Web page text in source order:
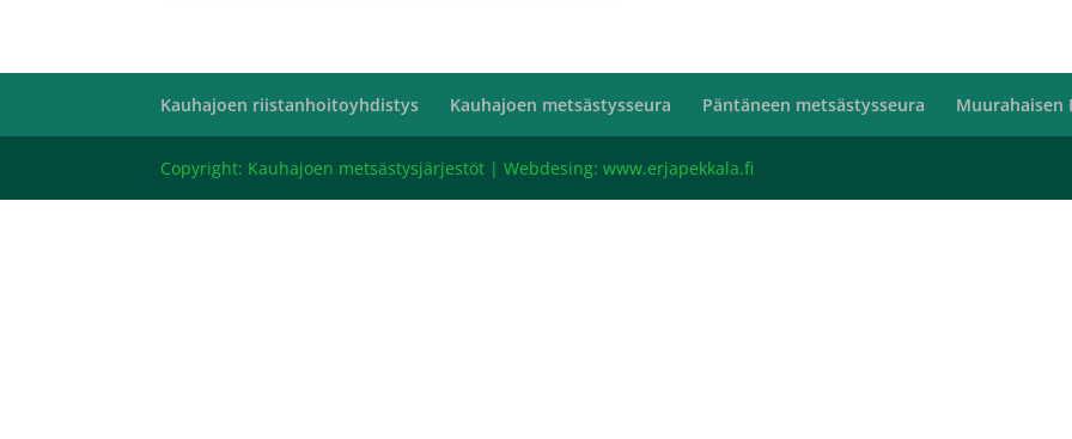
Kauhajoen riistanhoitoyhdistys Kauhajoen metsästysseura Päntäneen metsästysseura Muurahaisen
Copyright: Kauhajoen metsästysjärjestöt | Webdesing: www.erjapekkala.fi